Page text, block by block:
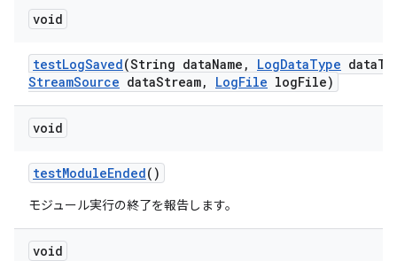
void
testLogSaved(String dataName , LogDataType data
StreamSource dataStream, LogFile logFile)
void
testModuleEnded()
モジュール実行の終了を報告します。
void